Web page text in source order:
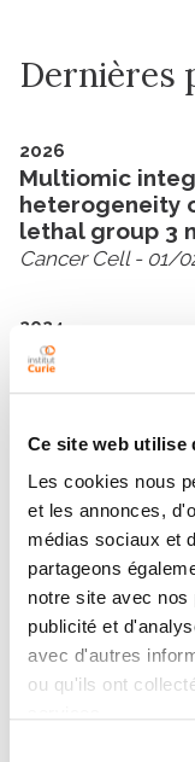
Ce site web utilise
Les cookies nous
et les annonces,
médias sociaux et
partageons
notre site avec
publicité et
avec d'autres
ou qu'ils ont
Dernières
2026
Multiomic
heterogeneity
lethal group 3
Cancer Cell- 01/
2024
Cancer-
oncogenic
progression
2020
Large-scale
broad
β ligands, not
expression in
Scientific Reports